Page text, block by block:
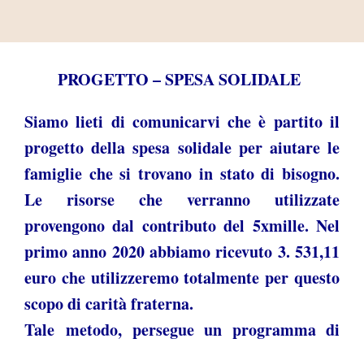
CONTATTI
PROGETTO – SPESA SOLIDALE
Siamo lieti di comunicarvi che è partito il
progetto della spesa solidale per aiutare le
famiglie che si trovano in stato di bisogno.
Le risorse che verranno utilizzate
provengono dal contributo del 5xmille. Nel
primo anno 2020 abbiamo ricevuto 3. 531,11
euro che utilizzeremo totalmente per questo
scopo di carità fraterna.
Tale metodo, persegue un programma di